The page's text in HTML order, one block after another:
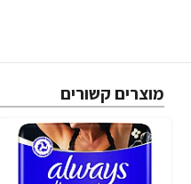
מוצרים קשורים